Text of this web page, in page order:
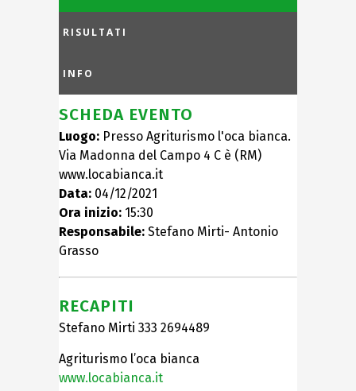
RISULTATI
INFO
SCHEDA EVENTO
Luogo: Presso Agriturismo l'oca bianca.
Via Madonna del Campo 4 C è (RM)
www.locabianca.it
Data: 04/12/2021
Ora inizio: 15:30
Responsabile: Stefano Mirti- Antonio
Grasso
RECAPITI
Stefano Mirti 333 2694489
Agriturismo l’oca bianca
www.locabianca.it